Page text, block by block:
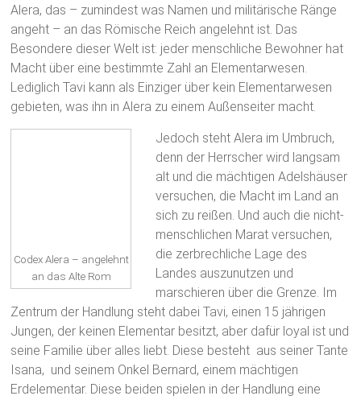
Alera, das – zumindest was Namen und militärische Ränge
angeht – an das Römische Reich angelehnt ist. Das
Besondere dieser Welt ist: jeder menschliche Bewohner hat
Macht über eine bestimmte Zahl an Elementarwesen.
Lediglich Tavi kann als Einziger über kein Elementarwesen
gebieten, was ihn in Alera zu einem Außenseiter macht.
Codex Alera – angelehnt
an das Alte Rom
Jedoch steht Alera im Umbruch,
denn der Herrscher wird langsam
alt und die mächtigen Adelshäuser
versuchen, die Macht im Land an
sich zu reißen. Und auch die nicht-
menschlichen Marat versuchen,
die zerbrechliche Lage des
Landes auszunutzen und
marschieren über die Grenze. Im
Zentrum der Handlung steht dabei Tavi, einen 15 jährigen
Jungen, der keinen Elementar besitzt, aber dafür loyal ist und
seine Familie über alles liebt. Diese besteht aus seiner Tante
Isana, und seinem Onkel Bernard, einem mächtigen
Erdelementar. Diese beiden spielen in der Handlung eine